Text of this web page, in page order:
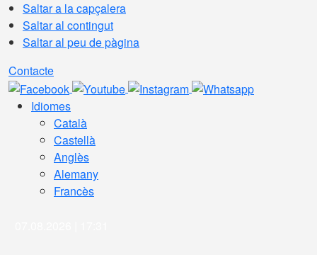
Saltar a la capçalera
Saltar al contingut
Saltar al peu de pàgina
Contacte
Idiomes
Català
Castellà
Anglès
Alemany
Francès